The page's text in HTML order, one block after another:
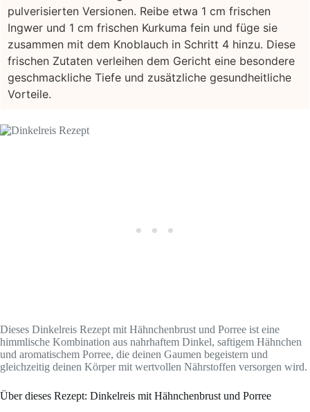
pulverisierten Versionen. Reibe etwa 1 cm frischen
Ingwer und 1 cm frischen Kurkuma fein und füge sie
zusammen mit dem Knoblauch in Schritt 4 hinzu. Diese
frischen Zutaten verleihen dem Gericht eine besondere
geschmackliche Tiefe und zusätzliche gesundheitliche
Vorteile.
Dieses Dinkelreis Rezept mit Hähnchenbrust und Porree ist eine
himmlische Kombination aus nahrhaftem Dinkel, saftigem Hähnchen
und aromatischem Porree, die deinen Gaumen begeistern und
gleichzeitig deinen Körper mit wertvollen Nährstoffen versorgen wird.
Über dieses Rezept: Dinkelreis mit Hähnchenbrust und Porree